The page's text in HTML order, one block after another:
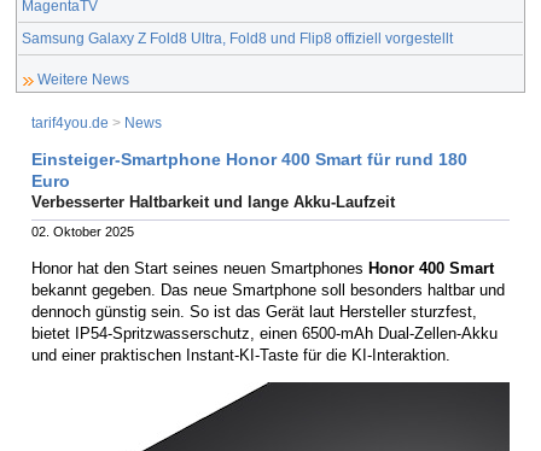
MagentaTV
Samsung Galaxy Z Fold8 Ultra, Fold8 und Flip8 offiziell vorgestellt
Weitere News
tarif4you.de > News
Einsteiger-Smartphone Honor 400 Smart für rund 180
Euro
Verbesserter Haltbarkeit und lange Akku-Laufzeit
02. Oktober 2025
Honor hat den Start seines neuen Smartphones Honor 400 Smart
bekannt gegeben. Das neue Smartphone soll besonders haltbar und
dennoch günstig sein. So ist das Gerät laut Hersteller sturzfest,
bietet IP54-Spritzwasserschutz, einen 6500-mAh Dual-Zellen-Akku
und einer praktischen Instant-KI-Taste für die KI-Interaktion.